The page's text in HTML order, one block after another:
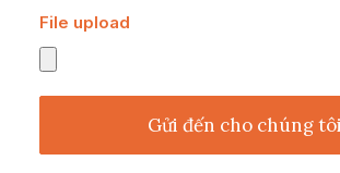
File upload